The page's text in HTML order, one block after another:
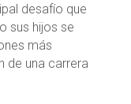
desafío que
sus hijos se
más
de una carrera